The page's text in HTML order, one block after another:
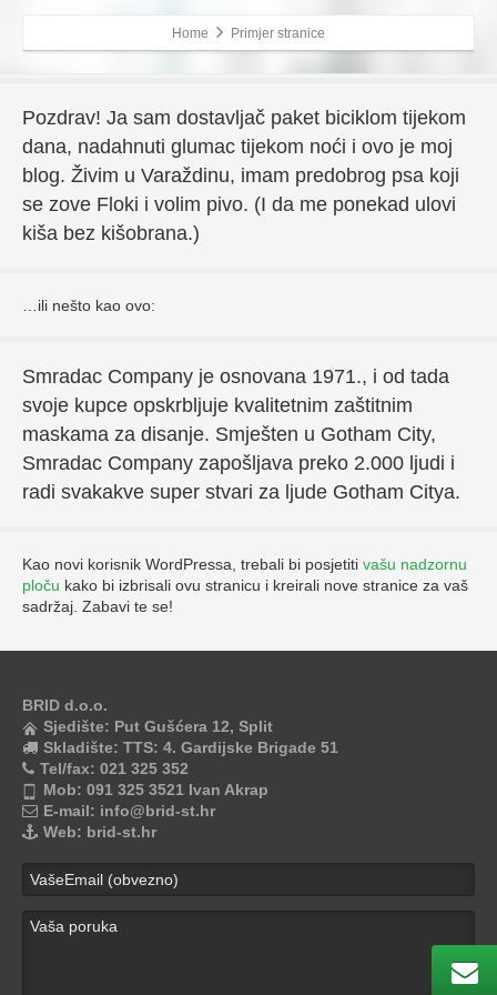
Home Primjer stranice
stranicom koja ih predstavlja potencijalnim posjetiteljima web
stranice. Na primjer može sadržavati:
Pozdrav! Ja sam dostavljač paket biciklom tijekom
dana, nadahnuti glumac tijekom noći i ovo je moj
blog. Živim u Varaždinu, imam predobrog psa koji
se zove Floki i volim pivo. (I da me ponekad ulovi
kiša bez kišobrana.)
…ili nešto kao ovo:
Smradac Company je osnovana 1971., i od tada
svoje kupce opskrbljuje kvalitetnim zaštitnim
maskama za disanje. Smješten u Gotham City,
Smradac Company zapošljava preko 2.000 ljudi i
radi svakakve super stvari za ljude Gotham Citya.
Kao novi korisnik WordPressa, trebali bi posjetiti vašu nadzornu
ploču kako bi izbrisali ovu stranicu i kreirali nove stranice za vaš
sadržaj. Zabavi te se!
BRID d.o.o.
Sjedište: Put Gušćera 12, Split
Skladište: TTS: 4. Gardijske Brigade 51
Tel/fax: 021 325 352
Mob: 091 325 3521 Ivan Akrap
E-mail: info@brid-st.hr
Web: brid-st.hr